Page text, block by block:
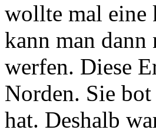
wollte mal eine
kann man dann
werfen. Diese
Norden. Sie
hat. Deshalb